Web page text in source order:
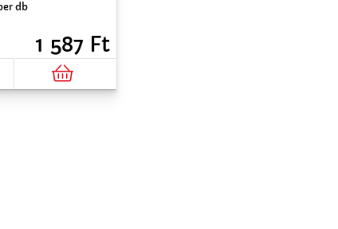
db
1 587 Ft